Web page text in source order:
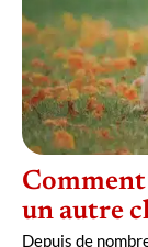
Comment
un autre
Depuis de